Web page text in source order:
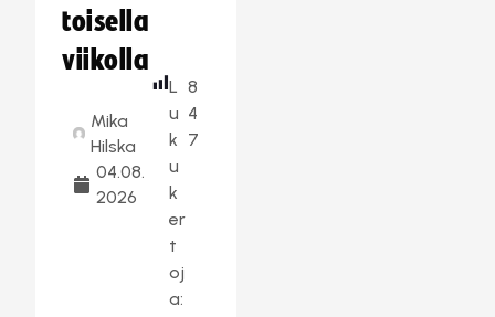
toisella
viikolla
Mika
Hilska
04.08.
2026
L
u
k
u
k
er
t
oj
a:
8
4
7